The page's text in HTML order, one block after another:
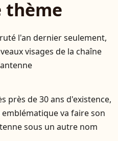
thème
l'an dernier seulement,
visages de la chaîne
près de 30 ans d'existence,
va faire son
sous un autre nom